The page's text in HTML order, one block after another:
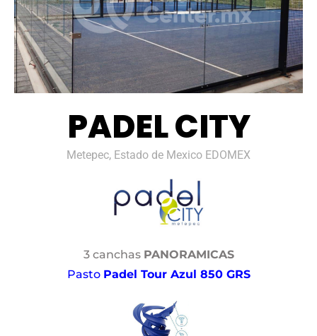
PADEL CITY
Metepec, Estado de Mexico EDOMEX
3 canchas PANORAMICAS
Pasto Padel Tour Azul 850 GRS